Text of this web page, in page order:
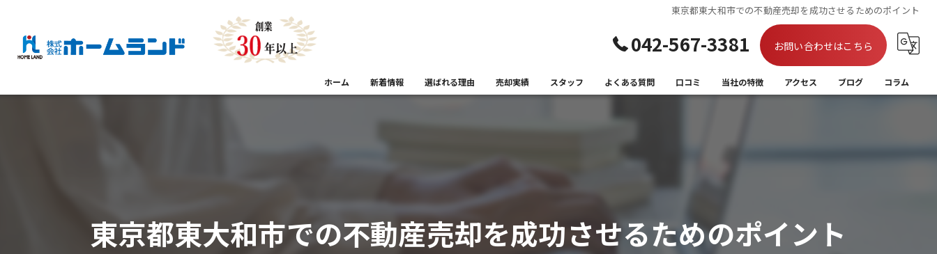
東京都東大和市での不動産売却を成功させるためのポイント
042-567-3381 お問い合わせはこちら
ホーム 新着情報 選ばれる理由 売却実績 スタッフ よくある質問 口コミ 当社の特徴
住み替え
アクセス ブログ コラム
東京都東大和市での不動産売却を成功させるためのポイント